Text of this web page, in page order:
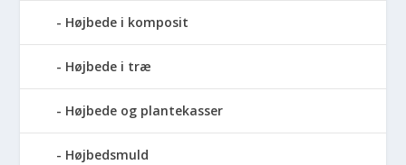
Højbede i komposit
Højbede i træ
Højbede og plantekasser
Højbedsmuld